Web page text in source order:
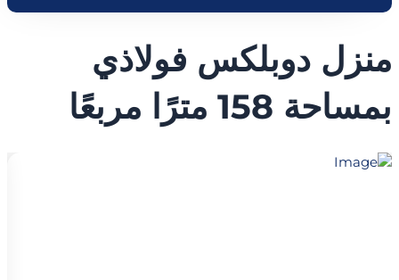
منزل دوبلكس فولاذي
بمساحة 158 مترًا مربعًا